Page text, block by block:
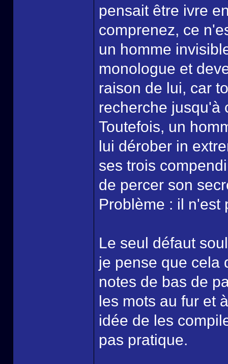
pensait être ivre
comprenez, ce
un homme
monologue et
raison de lui, car
recherche jusqu'à
Toutefois, un
lui dérober in
ses trois
de percer son
Problème : il n'est
Le seul défaut
je pense que cela
notes de bas de
les mots au fur et
idée de les
pas pratique.